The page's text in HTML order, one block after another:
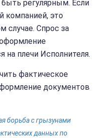
регулярным. Если
компанией, это
случае. Спрос за
на плечи Исполнителя.
фактическое
документов
борьба с грызунами
данных по